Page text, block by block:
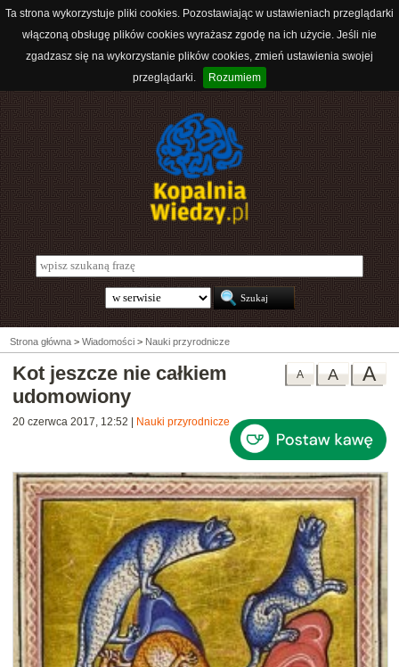
Ta strona wykorzystuje pliki cookies. Pozostawiając w ustawieniach przeglądarki
włączoną obsługę plików cookies wyrażasz zgodę na ich użycie. Jeśli nie
zgadzasz się na wykorzystanie plików cookies, zmień ustawienia swojej
przeglądarki.
Rozumiem
Strona główna > Wiadomości > Nauki przyrodnicze
A
A
A
Kot jeszcze nie całkiem
udomowiony
20 czerwca 2017, 12:52 Nauki przyrodnicze